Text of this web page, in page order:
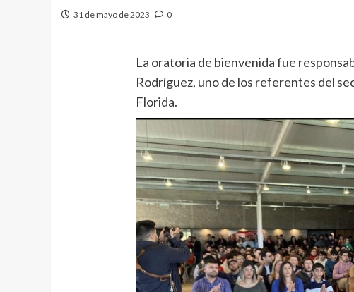
31 de mayo de 2023 0
La oratoria de bienvenida fue
Rodríguez, uno de los referentes del
Florida.